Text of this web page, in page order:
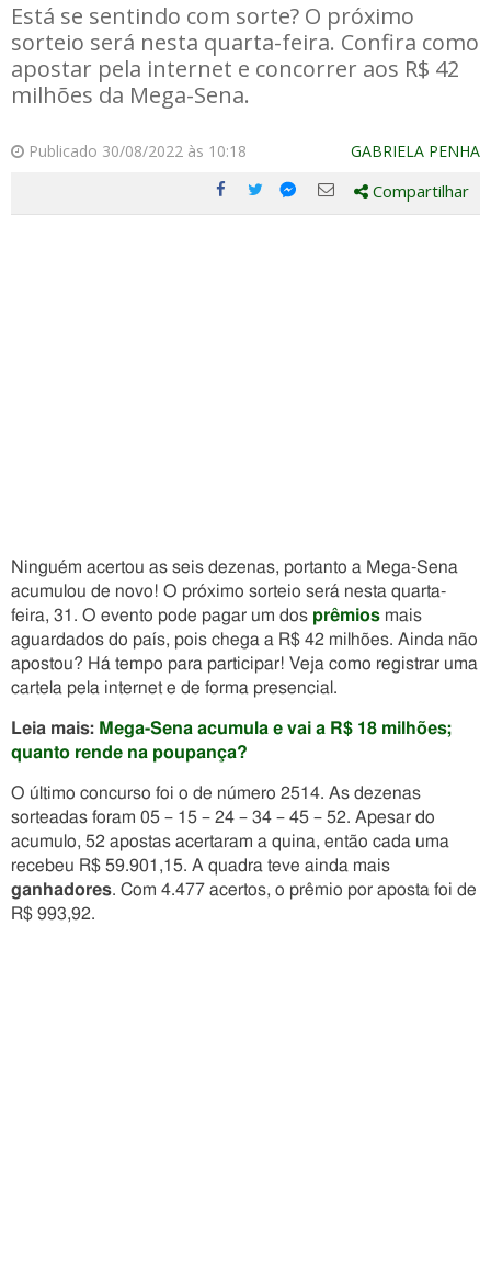
Está se sentindo com sorte? O próximo
sorteio será nesta quarta-feira. Confira como
apostar pela internet e concorrer aos R$ 42
milhões da Mega-Sena.
Publicado 30/08/2022 às 10:18 GABRIELA PENHA
Compartilhe
Compartilhe
Compartilhe
Compartilhe
Compartilhar
Ninguém acertou as seis dezenas, portanto a Mega-Sena
acumulou de novo! O próximo sorteio será nesta quarta-
feira, 31. O evento pode pagar um dos prêmios mais
aguardados do país, pois chega a R$ 42 milhões. Ainda não
apostou? Há tempo para participar! Veja como registrar uma
cartela pela internet e de forma presencial.
Leia mais: Mega-Sena acumula e vai a R$ 18 milhões;
quanto rende na poupança?
O último concurso foi o de número 2514. As dezenas
sorteadas foram 05 – 15 – 24 – 34 – 45 – 52. Apesar do
acumulo, 52 apostas acertaram a quina, então cada uma
recebeu R$ 59.901,15. A quadra teve ainda mais
ganhadores. Com 4.477 acertos, o prêmio por aposta foi de
R$ 993,92.